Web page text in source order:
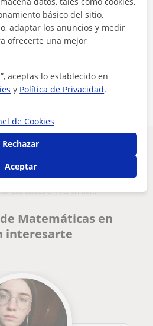
ahora
este perfil?
clases a nivel primar...
Matemáticas en
interesarte
básico del sitio,
adaptar los anuncios y medir
ofrecerte una mejor
aceptas lo establecido en
y Política de Privacidad.
de Cookies
Rechazar
Aceptar